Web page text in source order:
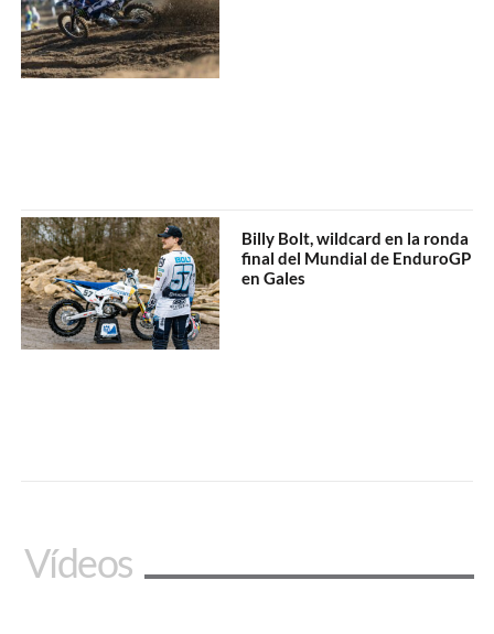
Billy Bolt, wildcard en la ronda
final del Mundial de EnduroGP
en Gales
Vídeos